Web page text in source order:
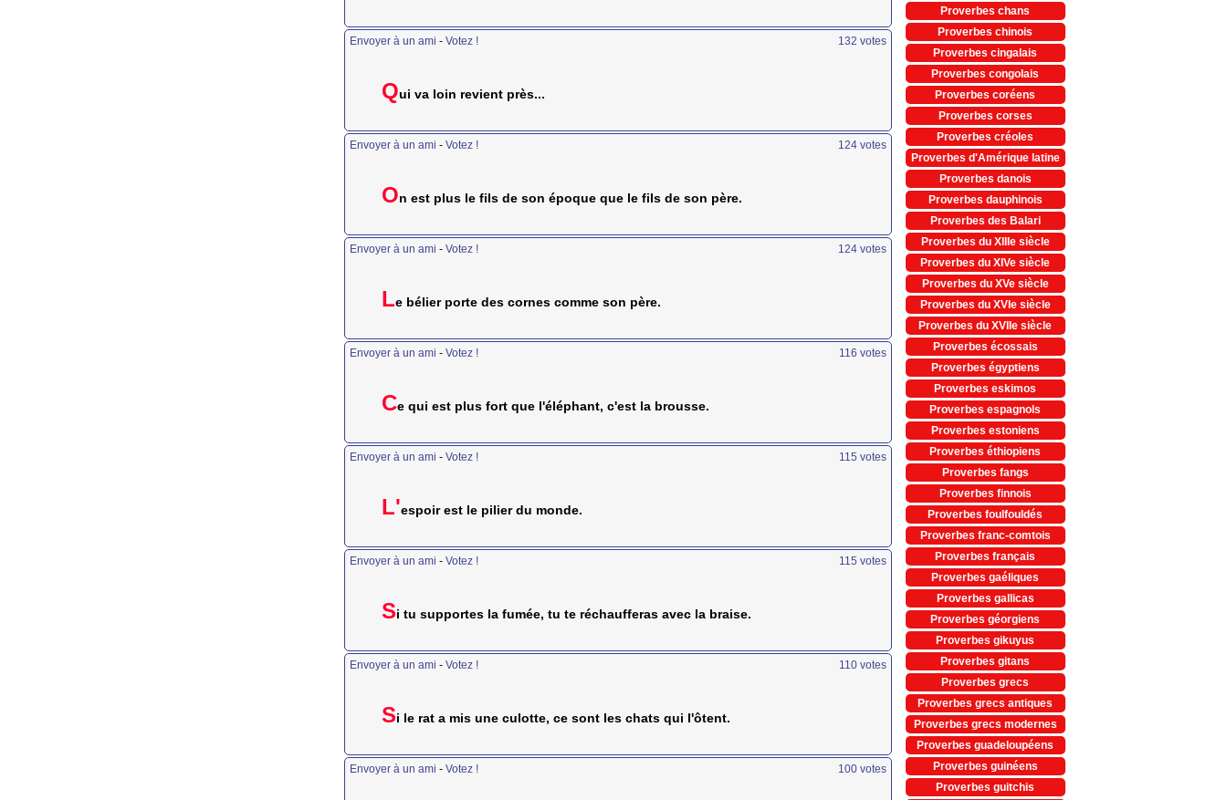
Envoyer à un ami - Votez ! 132 votes
Qui va loin revient près...
Envoyer à un ami - Votez ! 124votes
On est plus le fils de son époque que le fils de son père.
Envoyer à un ami - Votez ! 124votes
Le bélier porte des cornes comme son père.
Envoyer à un ami - Votez ! 116 votes
Ce qui est plus fort que l'éléphant, c'est la brousse.
Envoyer à un ami - Votez ! 115 votes
L'espoir est le pilier du monde.
Envoyer à un ami - Votez ! 115 votes
Si tu supportes la fumée, tu te réchaufferas avec la braise.
Envoyer à un ami - Votez ! 110votes
Si le rat a mis une culotte, ce sont les chats qui l'ôtent.
Envoyer à un ami - Votez ! 100votes
Proverbes chans
Proverbes chinois
Proverbes cingalais
Proverbes congolais
Proverbes coréens
Proverbes corses
Proverbes créoles
Proverbes d'Amérique latine
Proverbes danois
Proverbes dauphinois
Proverbes des Balari
Proverbes du XIIIe siècle
Proverbes du XIVe siècle
Proverbes du XVe siècle
Proverbes du XVIe siècle
Proverbes du XVIIe siècle
Proverbes écossais
Proverbes égyptiens
Proverbes eskimos
Proverbes espagnols
Proverbes estoniens
Proverbes éthiopiens
Proverbes fangs
Proverbes finnois
Proverbes foulfouldés
Proverbes franc-comtois
Proverbes français
Proverbes gaéliques
Proverbes gallicas
Proverbes géorgiens
Proverbes gikuyus
Proverbes gitans
Proverbes grecs
Proverbes grecs antiques
Proverbes grecs modernes
Proverbes guadeloupéens
Proverbes guinéens
Proverbes guitchis